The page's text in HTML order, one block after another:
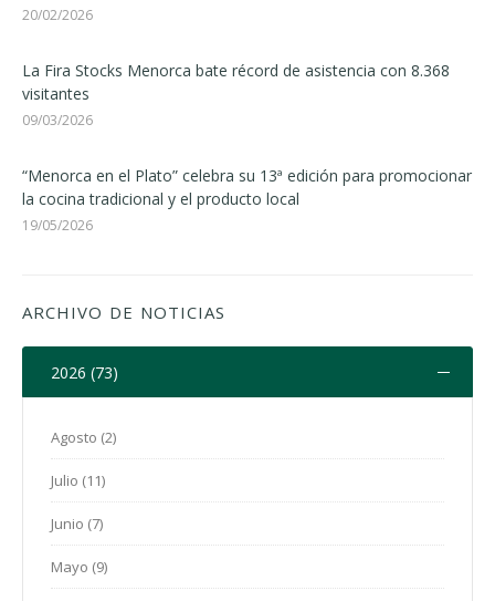
20/02/2026
La Fira Stocks Menorca bate récord de asistencia con 8.368
visitantes
09/03/2026
“Menorca en el Plato” celebra su 13ª edición para promocionar
la cocina tradicional y el producto local
19/05/2026
ARCHIVO DE NOTICIAS
2026 (73)
Agosto (2)
Julio (11)
Junio (7)
Mayo (9)